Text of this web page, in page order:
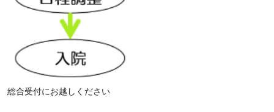
総合受付にお越しください